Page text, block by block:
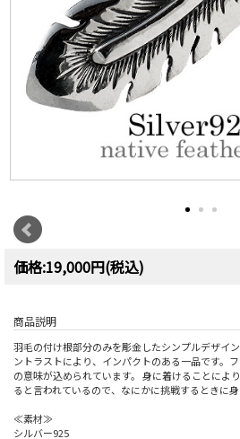
価格:19,000円(税込)
商品説明
羽毛の付け根部分のみを彫金したシンプルデザイ
ントラストにより、インパクトのある一品です。
の意味が込められています。 身に着けることによ
ると言われているので、なにかに挑戦するときに
≪素材≫
シルバー925